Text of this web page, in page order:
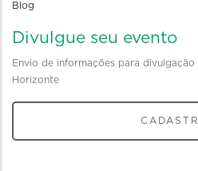
Blog
Divulgue seu evento
Envio de informações para
Horizonte